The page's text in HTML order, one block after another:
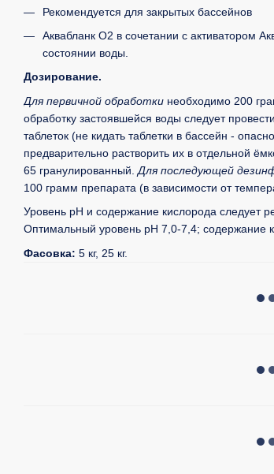
Рекомендуется для закрытых бассейнов
Аквабланк О2 в сочетании с активатором
состоянии воды.
Дозирование.
Для первичной обработки необходимо 200
обработку застоявшейся воды следует
таблеток (не кидать таблетки в бассейн -
предварительно растворить их в отдельной
65 гранулированный. Для последующей
100 грамм препарата (в зависимости от
Уровень рН и содержание кислорода следует
Оптимальный уровень pH 7,0-7,4; содержание
Фасовка: 5 кг, 25 кг.